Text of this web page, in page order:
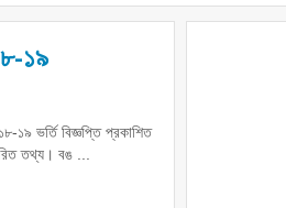
১৯
১৯ ভর্তি বিজ্ঞপ্তি প্রকাশিত
তথ্য। বঙ ...